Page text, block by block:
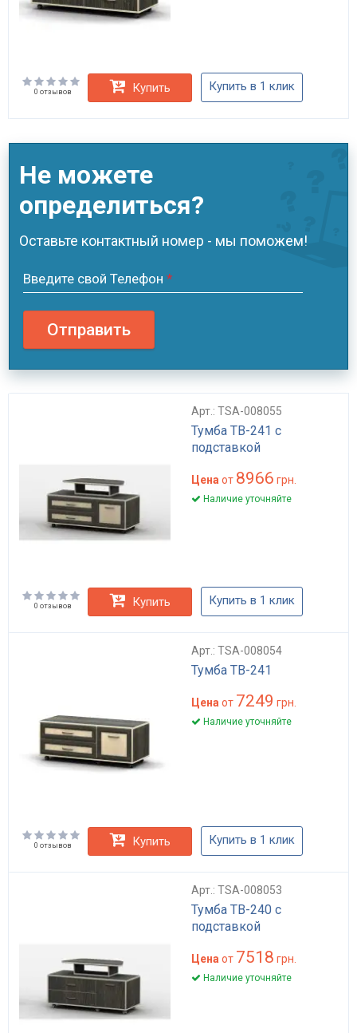
0 отзывов Купить Купить в 1 клик
Не можете
определиться?
Оставьте контактный номер - мы поможем!
Введите свой Телефон *
Отправить
Арт.: TSA-008055
Тумба ТВ-241 с
подставкой
Цена от 8966 грн.
Наличие уточняйте
0 отзывов Купить Купить в 1 клик
Арт.: TSA-008054
Тумба ТВ-241
Цена от 7249 грн.
Наличие уточняйте
0 отзывов Купить Купить в 1 клик
Арт.: TSA-008053
Тумба ТВ-240 с
подставкой
Цена от 7518 грн.
Наличие уточняйте